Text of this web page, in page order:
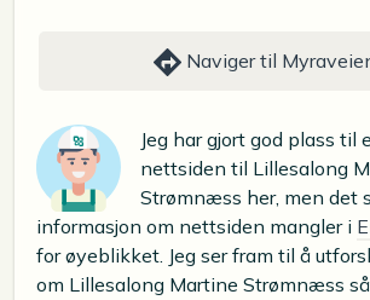
Naviger til
Jeg har gjort god plass til
nettsiden til Lillesalong
Strømnæss her, men det
informasjon om nettsiden mangler i
for øyeblikket. Jeg ser fram til å
om Lillesalong Martine Strømnæss